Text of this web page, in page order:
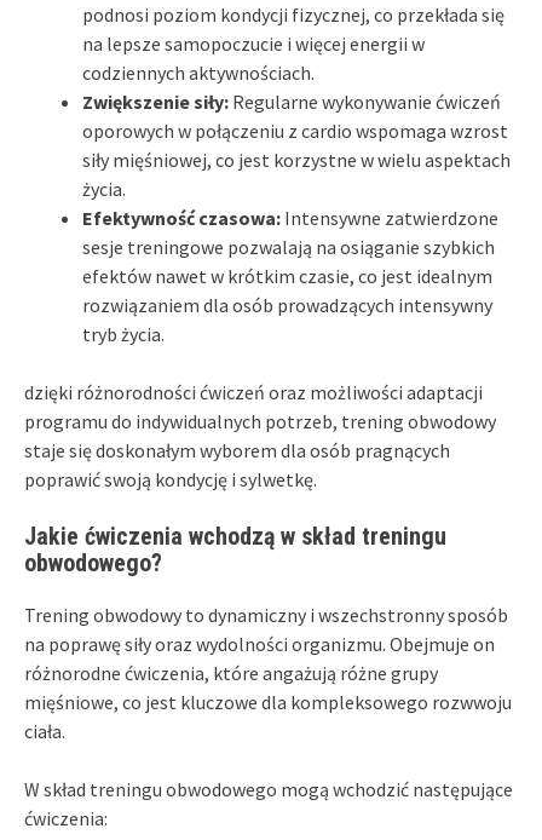
podnosi poziom kondycji fizycznej, co przekłada się
na lepsze samopoczucie i więcej energii w
codziennych aktywnościach.
Zwiększenie siły: Regularne wykonywanie ćwiczeń
oporowych w połączeniu z cardio wspomaga wzrost
siły mięśniowej, co jest korzystne w wielu aspektach
życia.
Efektywność czasowa: Intensywne zatwierdzone
sesje treningowe pozwalają na osiąganie szybkich
efektów nawet w krótkim czasie, co jest idealnym
rozwiązaniem dla osób prowadzących intensywny
tryb życia.
dzięki różnorodności ćwiczeń oraz możliwości adaptacji
programu do indywidualnych potrzeb, trening obwodowy
staje się doskonałym wyborem dla osób pragnących
poprawić swoją kondycję i sylwetkę.
Jakie ćwiczenia wchodzą w skład treningu
obwodowego?
Trening obwodowy to dynamiczny i wszechstronny sposób
na poprawę siły oraz wydolności organizmu. Obejmuje on
różnorodne ćwiczenia, które angażują różne grupy
mięśniowe, co jest kluczowe dla kompleksowego rozwwoju
ciała.
W skład treningu obwodowego mogą wchodzić następujące
ćwiczenia: